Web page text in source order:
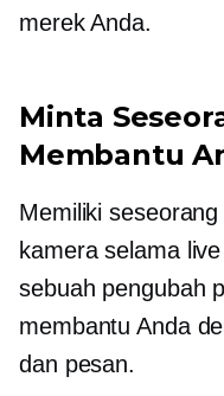
merek Anda.
Minta
Membantu
Memiliki
kamera selama
sebuah pengubah
membantu Anda
dan pesan.